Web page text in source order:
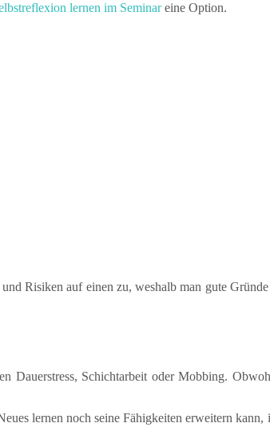
lernen im Seminareine Option.
Risiken auf einen zu, weshalb man gute
Dauerstress, Schichtarbeit oder Mobbing.
lernen noch seine Fähigkeiten erweitern